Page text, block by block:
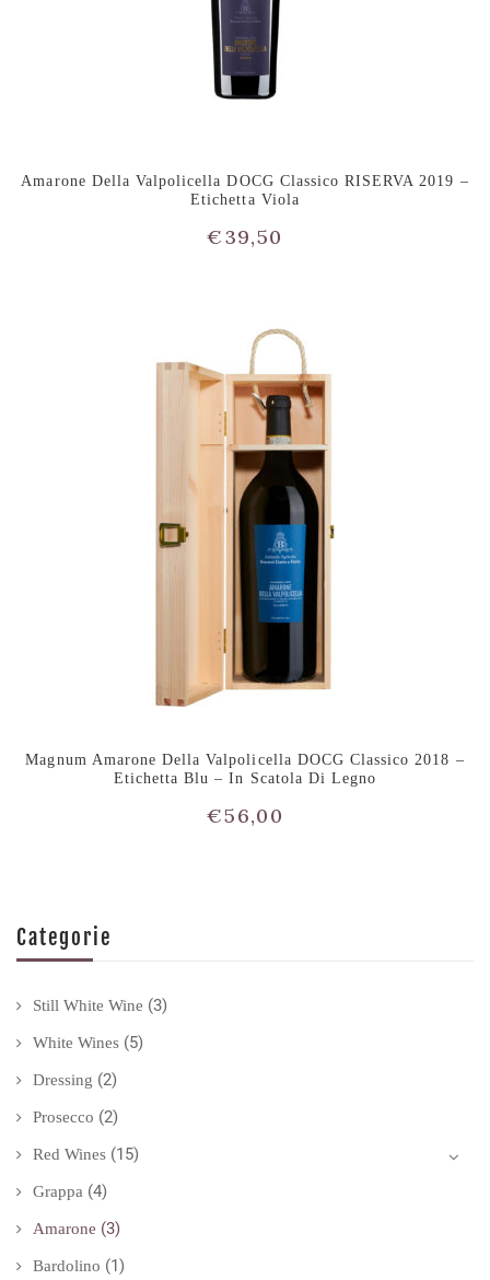
Categorie
Still White Wine (3)
White Wines (5)
Dressing (2)
Prosecco (2)
Red Wines (15)
Grappa (4)
Amarone (3)
Bardolino (1)
Amarone Della Valpolicella DOCG Classico RISERVA 2019 –
Etichetta Viola
€39,50
Magnum Amarone Della Valpolicella DOCG Classico 2018 –
Etichetta Blu – In Scatola Di Legno
€56,00